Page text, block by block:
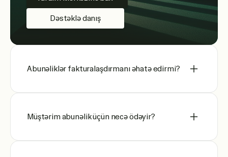
Dəstəklə danış
Abunəliklər fakturalaşdırmanı əhatə edirmi?
Müştərim abunəlik üçün necə ödəyir?